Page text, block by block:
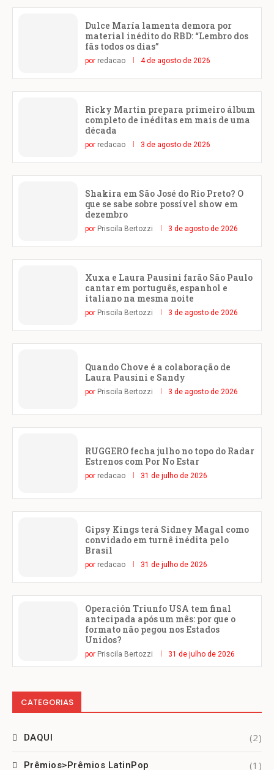
Dulce María lamenta demora por
material inédito do RBD: “Lembro dos
fãs todos os dias”
por redacao 4 de agosto de 2026
Ricky Martin prepara primeiro álbum
completo de inéditas em mais de uma
década
por redacao 3 de agosto de 2026
Shakira em São José do Rio Preto? O
que se sabe sobre possível show em
dezembro
por Priscila Bertozzi 3 de agosto de 2026
Xuxa e Laura Pausini farão São Paulo
cantar em português, espanhol e
italiano na mesma noite
por Priscila Bertozzi 3 de agosto de 2026
Quando Chove é a colaboração de
Laura Pausini e Sandy
por Priscila Bertozzi 3 de agosto de 2026
RUGGERO fecha julho no topo do Radar
Estrenos com Por No Estar
por redacao 31 de julho de 2026
Gipsy Kings terá Sidney Magal como
convidado em turnê inédita pelo
Brasil
por redacao 31 de julho de 2026
Operación Triunfo USA tem final
antecipada após um mês: por que o
formato não pegou nos Estados
Unidos?
por Priscila Bertozzi 31 de julho de 2026
CATEGORIAS
DAQUI (2)
Prêmios>Prêmios LatinPop (1)